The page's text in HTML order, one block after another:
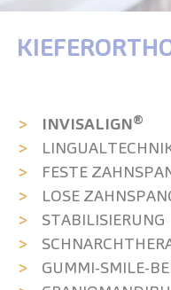
INVISALIGN®
FESTE
LOSE
STABILISIERUNG
GUMMI-SMILE-